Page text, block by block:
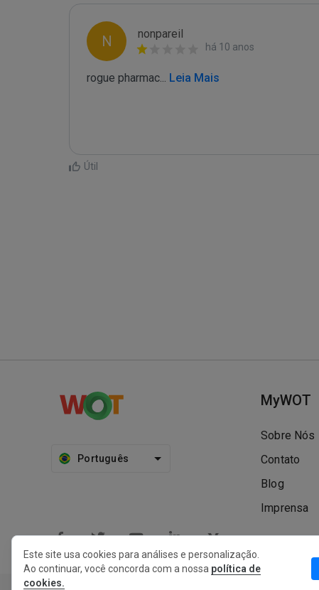
N nonpareil
há 10 anos
rogue pharmac... Leia Mais
Útil
Português
MyWOT
Sobre Nós
Contato
Blog
Imprensa
Este site usa cookies para análises e personalização.
Ao continuar, você concorda com a nossa política de
cookies.